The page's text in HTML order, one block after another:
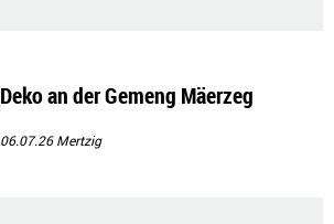
Deko an der Gemeng Mäerzeg
06.07.26Mertzig